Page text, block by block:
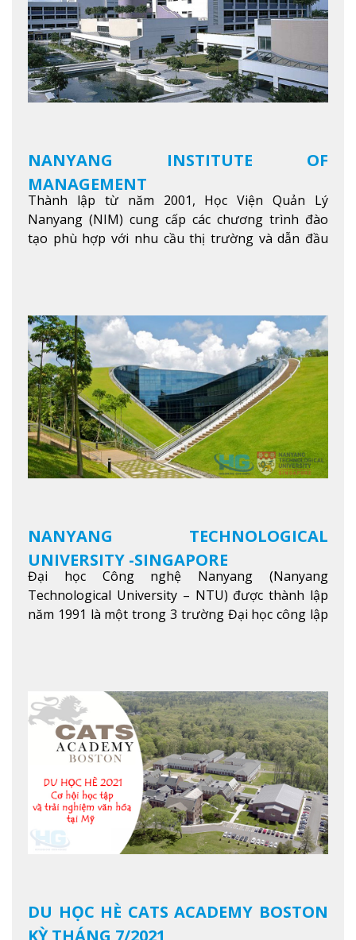
NANYANG INSTITUTE OF
MANAGEMENT
Thành lập từ năm 2001, Học Viện Quản Lý
Nanyang (NIM) cung cấp các chương trình đào
tạo phù hợp với nhu cầu thị trường và dẫn đầu
học tập và nghiên cứu chất lượng nhằm nâng cao
kỹ năng, kiến thức và năng lực của sinh viên và các
đối tác của trườngXem thêm
NANYANG TECHNOLOGICAL
UNIVERSITY -SINGAPORE
Đại học Công nghệ Nanyang (Nanyang
Technological University – NTU) được thành lập
năm 1991 là một trong 3 trường Đại học công lập
Khoa học máy tính…Trường cũng được bình chọn
là một trong những ngôi trường đáng học nhất
trong khu vực các nước ASEAN và Châu Á.Xem
thêm
DU HỌC HÈ CATS ACADEMY BOSTON
KỲ THÁNG 7/2021